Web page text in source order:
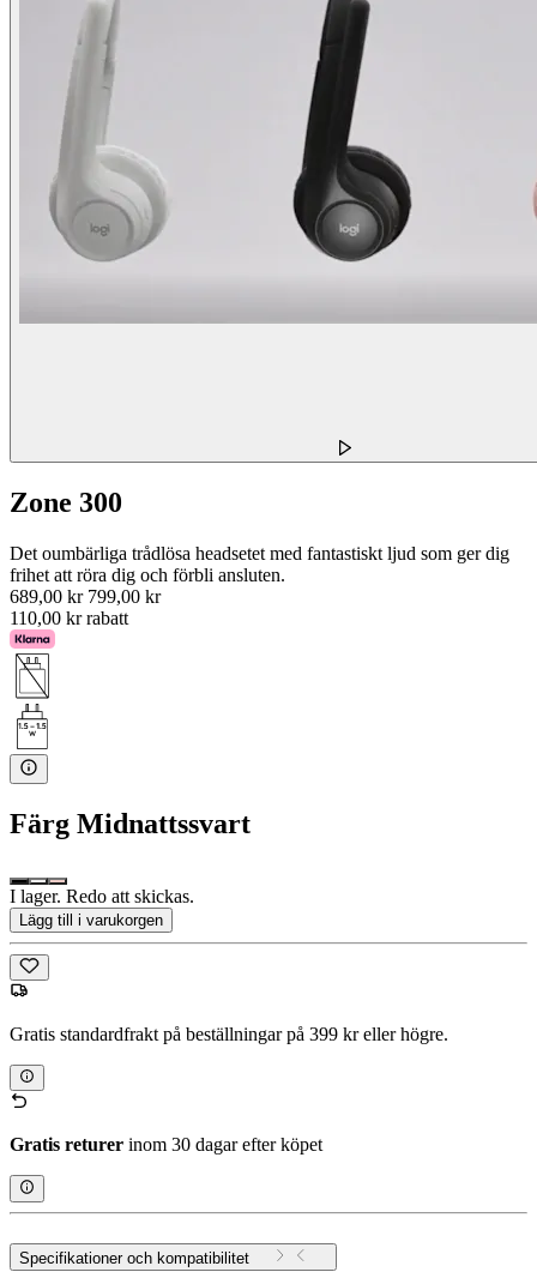
Zone 300
Det oumbärliga trådlösa headsetet med fantastiskt ljud som ger dig
frihet att röra dig och förbli ansluten.
689,00 kr 799,00 kr
110,00 kr rabatt
Färg Midnattssvart
I lager. Redo att skickas.
Lägg till i varukorgen
Gratis standardfrakt på beställningar på 399 kr eller högre.
Gratis returer inom 30 dagar efter köpet
Specifikationer och kompatibilitet